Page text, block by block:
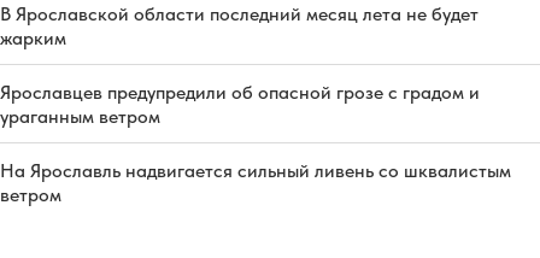
В Ярославской области последний месяц лета не будет
жарким
Ярославцев предупредили об опасной грозе с градом и
ураганным ветром
На Ярославль надвигается сильный ливень со шквалистым
ветром